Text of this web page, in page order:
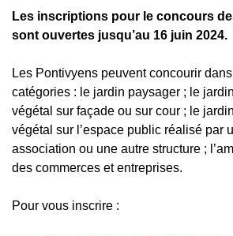
Les inscriptions pour le concours
sont ouvertes jusqu’au 16 juin 2024.
Les Pontivyens peuvent concourir
catégories : le jardin paysager ; le
végétal sur façade ou sur cour ; le
végétal sur l’espace public réalisé par
association ou une autre structure ;
des commerces et entreprises.
Pour vous inscrire :